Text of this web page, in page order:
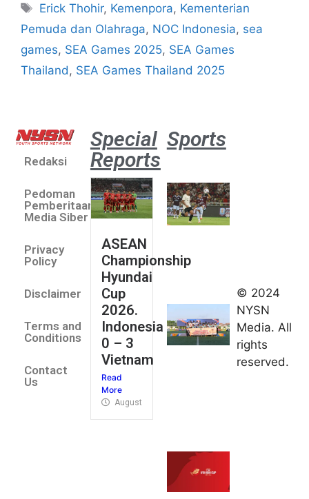
Erick Thohir, Kemenpora, Kementerian
Pemuda dan Olahraga, NOC Indonesia, sea
games, SEA Games 2025, SEA Games
Thailand , SEA Games Thailand 2025
Redaksi
Pedoman
Pemberitaan
Media Siber
Privacy
Policy
Disclaimer
Terms and
Conditions
Contact
Us
Special
Reports
ASEAN
Championship
Hyundai
Cup
2026.
Indonesia
0 – 3
Vietnam
Read
More
August 4, 2026
Sports
umum
Kejurnas
Panahan
Junior di
Kudus
© 2024
NYSN
Media. All
rights
reserved.